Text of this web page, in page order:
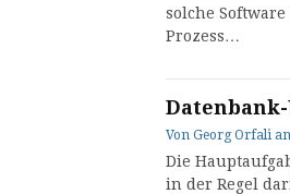
solche
Prozess…
Von Georg Orfali
Die
in der Regel